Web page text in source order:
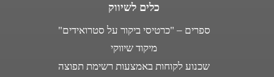
כלים לשיווק
ספרים – "כרטיסי ביקור על סטרואידים"
מיקוד שיווקי
שכנוע לקוחות באמצעות רשימת תפוצה